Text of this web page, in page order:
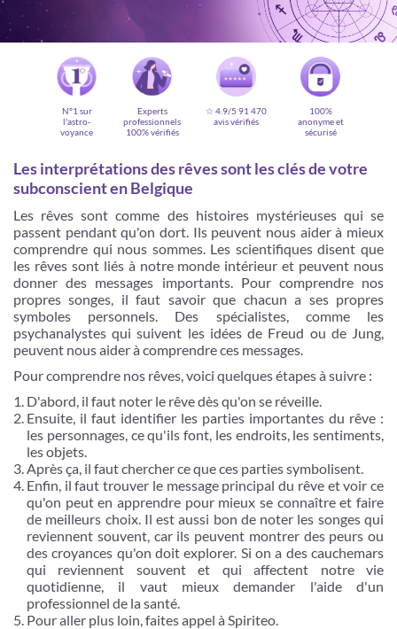
Voyance privée en ligne par téléphone, chat ou mail
99% de clients satisfaits, avis authentiques !
Je m'inscris
N°1 sur
l'astro-
voyance
Experts
professionnels
100% vérifiés
☆ 4.9/5 91 470
avis vérifiés
100%
anonyme et
sécurisé
Les interprétations des rêves sont les clés de votre
subconscient en Belgique
Les rêves sont comme des histoires mystérieuses qui se
passent pendant qu'on dort. Ils peuvent nous aider à mieux
comprendre qui nous sommes. Les scientifiques disent que
les rêves sont liés à notre monde intérieur et peuvent nous
donner des messages importants. Pour comprendre nos
propres songes, il faut savoir que chacun a ses propres
symboles personnels. Des spécialistes, comme les
psychanalystes qui suivent les idées de Freud ou de Jung,
peuvent nous aider à comprendre ces messages.
Pour comprendre nos rêves, voici quelques étapes à suivre :
D'abord, il faut noter le rêve dès qu'on se réveille.
Ensuite, il faut identifier les parties importantes du rêve :
les personnages, ce qu'ils font, les endroits, les sentiments,
les objets.
Après ça, il faut chercher ce que ces parties symbolisent.
Enfin, il faut trouver le message principal du rêve et voir ce
qu'on peut en apprendre pour mieux se connaître et faire
de meilleurs choix. Il est aussi bon de noter les songes qui
reviennent souvent, car ils peuvent montrer des peurs ou
des croyances qu'on doit explorer. Si on a des cauchemars
qui reviennent souvent et qui affectent notre vie
quotidienne, il vaut mieux demander l'aide d'un
professionnel de la santé.
Pour aller plus loin, faites appel à Spiriteo.